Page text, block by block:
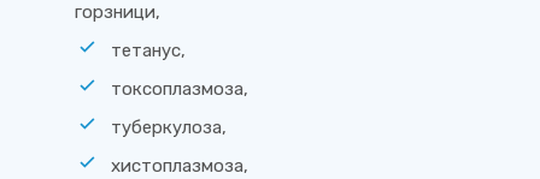
горзници,
тетанус,
токсоплазмоза,
туберкулоза,
хистоплазмоза,